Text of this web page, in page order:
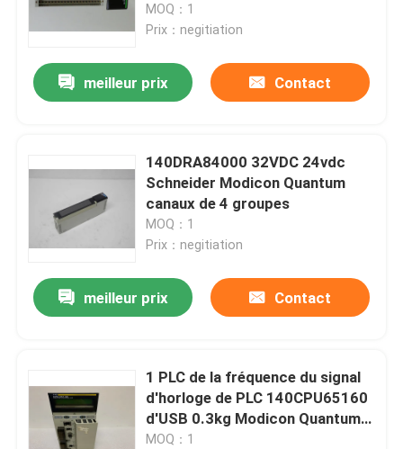
MOQ：1
Prix：negitiation
meilleur prix Contact
140DRA84000 32VDC 24vdc
Schneider Modicon Quantum
canaux de 4 groupes
MOQ：1
Prix：negitiation
meilleur prix Contact
1 PLC de la fréquence du signal
d'horloge de PLC 140CPU65160
d'USB 0.3kg Modicon Quantum
166MHz Schneider Electric
MOQ：1